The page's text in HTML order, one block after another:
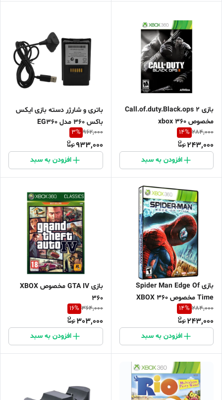
بازی Call.of.duty.Black.ops 2
مخصوص xbox 360
284,000
14%
243,000
افزودن به سبد
باتری و شارژر دسته بازی ایکس
باکس 360 مدل EG360
962,000
3%
933,000
افزودن به سبد
بازی Spider Man Edge Of
Time مخصوص XBOX 360
284,000
14%
243,000
افزودن به سبد
بازی GTA IV مخصوص XBOX
360
364,000
16%
303,000
افزودن به سبد